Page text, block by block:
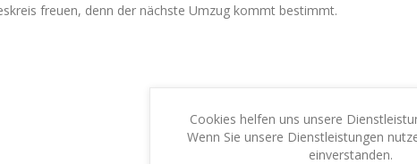
freuen, denn der nächste Umzug kommt bestimmt.
Cookies helfen uns unsere
Wenn Sie unsere Dienstleistungen
einverstanden.